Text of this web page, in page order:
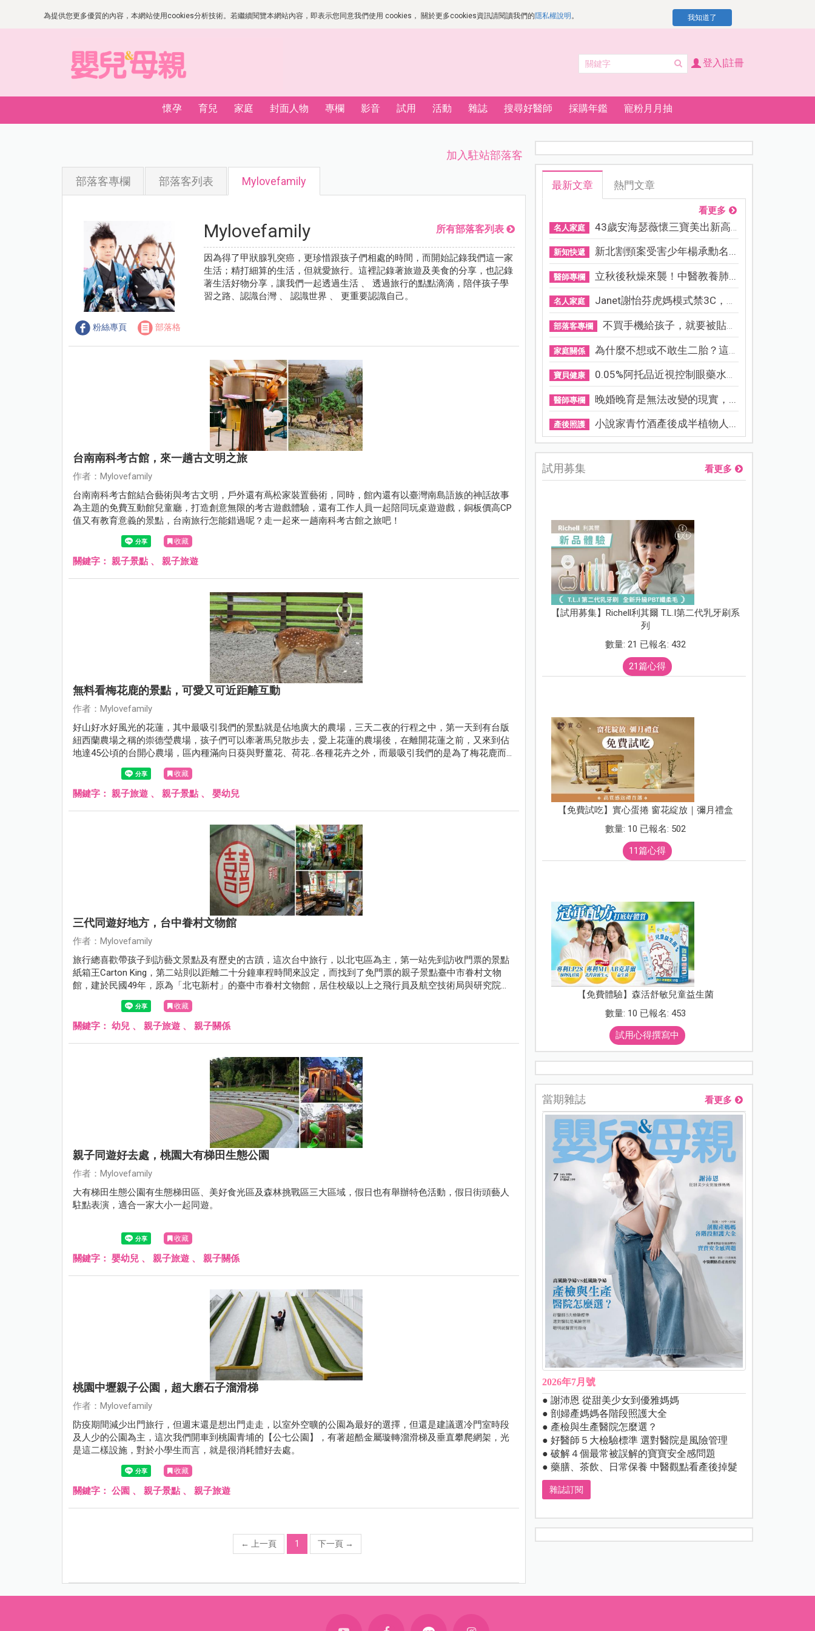
為提供您更多優質的內容，本網站使用cookies分析技術。若繼續閱覽本網站內容，即表示您同意我們使用 cookies， 關於更多cookies資訊請閱讀我們的隱私權說明 。 我知道了
登入|註冊
懷孕 育兒 家庭 封面人物 專欄 影音 試用 活動 雜誌 搜尋好醫師 採購年鑑 寵粉月月抽
加入駐站部落客
部落客專欄 部落客列表 Mylovefamily
粉絲專頁 部落格
Mylovefamily 所有部落客列表
因為得了甲狀腺乳突癌，更珍惜跟孩子們相處的時間，而開始記錄我們這一家
生活；精打細算的生活，但就愛旅行。這裡記錄著旅遊及美食的分享，也記錄
著生活好物分享，讓我們一起透過生活 、 透過旅行的點點滴滴，陪伴孩子學
習之路、認識台灣 、 認識世界 、 更重要認識自己。
台南南科考古館，來一趟古文明之旅
作者：Mylovefamily
台南南科考古館結合藝術與考古文明，戶外還有蔦松家裝置藝術，同時，館內還有以臺灣南島語族的神話故事
為主題的免費互動館兒童廳，打造創意無限的考古遊戲體驗，還有工作人員一起陪同玩桌遊遊戲，銅板價高CP
值又有教育意義的景點，台南旅行怎能錯過呢？走一起來一趟南科考古館之旅吧！
收藏
關鍵字： 親子景點 、 親子旅遊
無料看梅花鹿的景點，可愛又可近距離互動
作者：Mylovefamily
好山好水好風光的花蓮，其中最吸引我們的景點就是佔地廣大的農場，三天二夜的行程之中，第一天到有台版
紐西蘭農場之稱的崇德瑩農場，孩子們可以牽著馬兒散步去，愛上花蓮的農場後，在離開花蓮之前，又來到佔
地達45公頃的台開心農場，區內種滿向日葵與野薑花、荷花…各種花卉之外，而最吸引我們的是為了梅花鹿而
來，台開心農場位在有星巴克貨櫃屋的新天堂樂園旁，有廣大的免費停車場，可以同時順遊室內及室外二個景
點，建議可安排至少二個小時的停留時間。
收藏
關鍵字： 親子旅遊 、 親子景點 、 嬰幼兒
三代同遊好地方，台中眷村文物館
作者：Mylovefamily
旅行總喜歡帶孩子到訪藝文景點及有歷史的古蹟，這次台中旅行，以北屯區為主，第一站先到訪收門票的景點
紙箱王Carton King，第二站則以距離二十分鐘車程時間來設定，而找到了免門票的親子景點臺中市眷村文物
館，建於民國49年，原為「北屯新村」的臺中市眷村文物館，居住校級以上之飛行員及航空技術局與研究院之
技術員，目前保存四棟具代表性的眷村建物。雖只有四棟建築，卻讓我們停留了一個小時多的時間，走，跟著
我們一起去看看吧！
收藏
關鍵字： 幼兒 、 親子旅遊 、 親子關係
親子同遊好去處，桃園大有梯田生態公園
作者：Mylovefamily
大有梯田生態公園有生態梯田區、美好食光區及森林挑戰區三大區域，假日也有舉辦特色活動，假日街頭藝人
駐點表演，適合一家大小一起同遊。
收藏
關鍵字： 嬰幼兒 、 親子旅遊 、 親子關係
桃園中壢親子公園，超大磨石子溜滑梯
作者：Mylovefamily
防疫期間減少出門旅行，但週末還是想出門走走，以室外空曠的公園為最好的選擇，但還是建議選冷門室時段
及人少的公園為主，這次我們開車到桃園青埔的【公七公園】，有著超酷金屬璇轉溜滑梯及垂直攀爬網架，光
是這二樣設施，對於小學生而言，就是很消耗體好去處。
收藏
關鍵字： 公園 、 親子景點 、 親子旅遊
← 上一頁 1 下一頁 →
最新文章 熱門文章
看更多
名人家庭 43歲安海瑟薇懷三寶美出新高...
新知快遞 新北割頸案受害少年楊承勳名...
醫師專欄 立秋後秋燥來襲！中醫教養肺...
名人家庭 Janet謝怡芬虎媽模式禁3C，看...
部落客專欄 不買手機給孩子，就要被貼「...
家庭關係 為什麼不想或不敢生二胎？這8...
寶貝健康 0.05%阿托品近視控制眼藥水納...
醫師專欄 晚婚晚育是無法改變的現實，...
產後照護 小說家青竹酒產後成半植物人...
試用募集 看更多
【試用募集】Richell利其爾 T.L.I第二代乳牙刷系
列
數量: 21 已報名: 432
21篇心得
【免費試吃】實心蛋捲 窗花綻放｜彌月禮盒
數量: 10 已報名: 502
11篇心得
【免費體驗】森活舒敏兒童益生菌
數量: 10 已報名: 453
試用心得撰寫中
當期雜誌 看更多
2026年7月號
● 謝沛恩 從甜美少女到優雅媽媽
● 剖婦產媽媽各階段照護大全
● 產檢與生產醫院怎麼選？
● 好醫師５大檢驗標準 選對醫院是風險管理
● 破解４個最常被誤解的寶寶安全感問題
● 藥膳、茶飲、日常保養 中醫觀點看產後掉髮
雜誌訂閱